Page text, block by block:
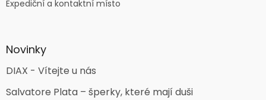
Expediční a kontaktní místo
Novinky
DIAX - Vítejte u nás
Salvatore Plata – šperky, které mají duši